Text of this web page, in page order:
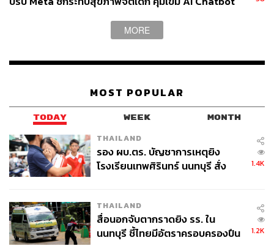
พลังงานสูง แต่ยังมีแนวโน้มชะลอลงจากอุปสงค์ในประเทศที่
ลงทุนในช่วงต้นปี อย่างไรก็ดี ความเสี่ยงการขาดแคลน
วัตถุดิบอาจเริ่มกดดันภาคการผลิตในระยะถัดไป
นโยบายการเงินและการคลังทั่วโลกมีข้อจำกัดมากขึ้นจาก
ราคาพลังงานที่เร่งตัวและเงินเฟ้อกลับมาสูงขึ้น ธนาคาร
กลางสหรัฐฯ (Fed) มีแนวโน้มลดดอกเบี้ยเพียง 0.25% ในช่วง
ปลายปี 2569 ตามภาวะตลาดแรงงานที่ชะลอตัวต่อเนื่อง
1.25% ภายในปีนี้ แต่จังหวะยังไม่แน่นอน ขึ้นกับความยืดเยื้อ
ของความขัดแย้งในตะวันออกกลาง ธนาคารกลางยุโรป
(ECB) อาจคงดอกเบี้ยที่ 2% ตลอดปี ท่ามกลางเศรษฐกิจยูโร
MORE
MOST POPULAR
TODAY WEEK MONTH
THAILAND
รอง ผบ.ตร. บัญชาการเหตุยิง
โรงเรียนเทพศิรินทร์ นนทบุรี สั่ง
1.4K
THAILAND
สื่อนอกจับตากราดยิง รร. ใน
นนทบุรี ชี้ไทยมีอัตราครอบครองปืน
1.2K